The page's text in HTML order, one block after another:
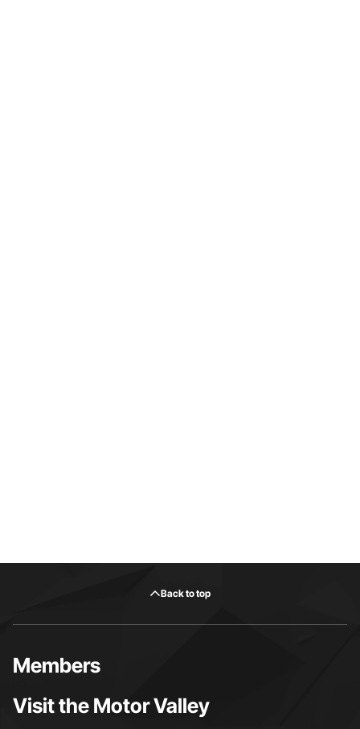
Back to top
Members
Visit the Motor Valley